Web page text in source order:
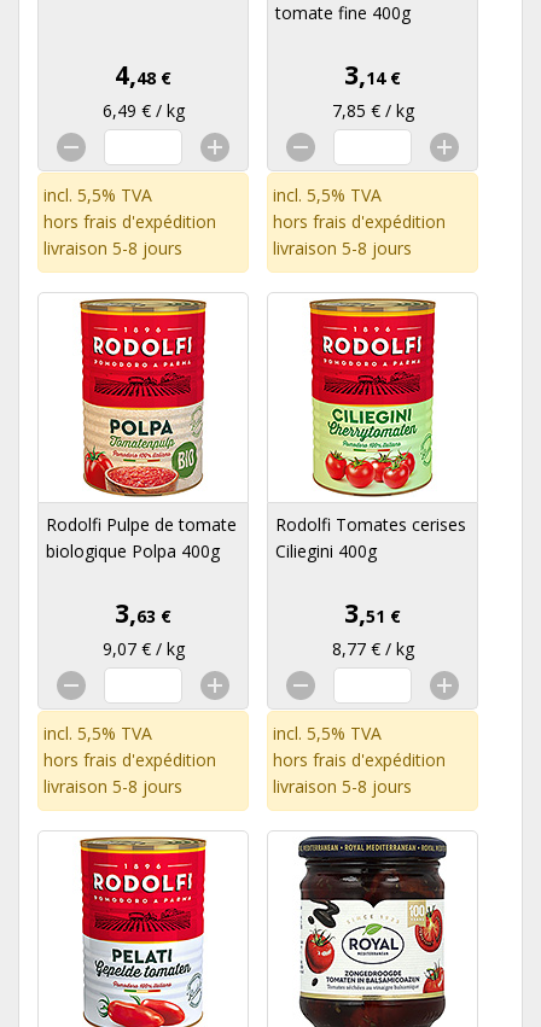
4,48 €
6,49 € / kg
incl. 5,5% TVA
hors frais d'expédition
livraison 5-8 jours
tomate fine 400g
3,14 €
7,85 € / kg
incl. 5,5% TVA
hors frais d'expédition
livraison 5-8 jours
Rodolfi Pulpe de tomate
biologique Polpa 400g
3,63 €
9,07 € / kg
incl. 5,5% TVA
hors frais d'expédition
livraison 5-8 jours
Rodolfi Tomates cerises
Ciliegini 400g
3,51 €
8,77 € / kg
incl. 5,5% TVA
hors frais d'expédition
livraison 5-8 jours